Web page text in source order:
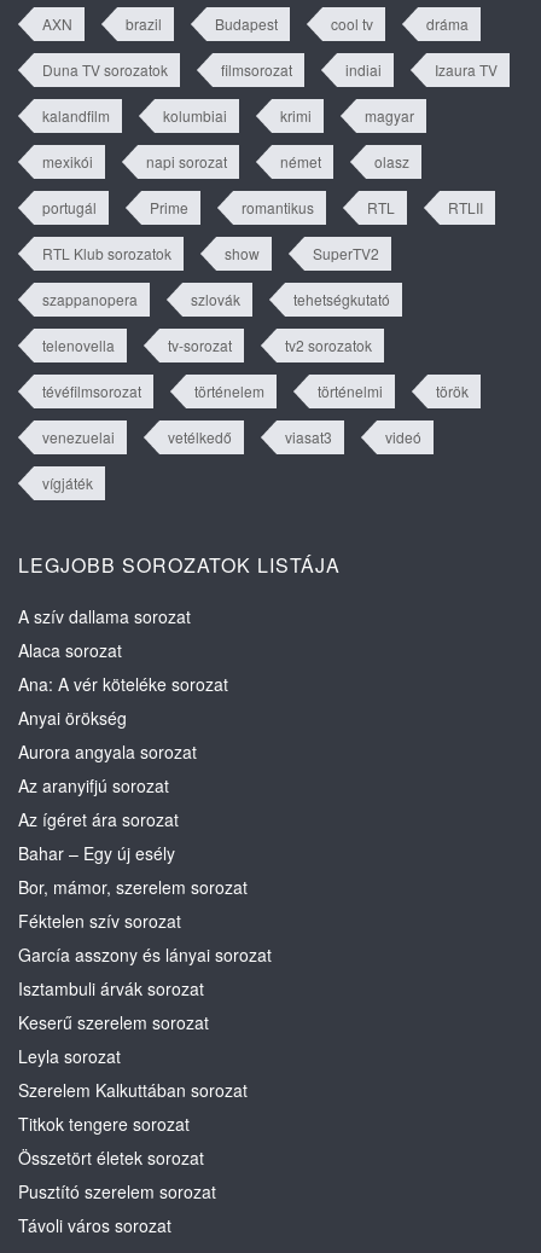
AXN brazil Budapest cool tv dráma
Duna TV sorozatok filmsorozat indiai Izaura TV
kalandfilm kolumbiai krimi magyar
mexikói napi sorozat német olasz
portugál Prime romantikus RTL RTLII
RTL Klub sorozatok show SuperTV2
szappanopera szlovák tehetségkutató
telenovella tv-sorozat tv2 sorozatok
tévéfilmsorozat történelem történelmi török
venezuelai vetélkedő viasat3 videó
vígjáték
LEGJOBB SOROZATOK LISTÁJA
A szív dallama sorozat
Alaca sorozat
Ana: A vér köteléke sorozat
Anyai örökség
Aurora angyala sorozat
Az aranyifjú sorozat
Az ígéret ára sorozat
Bahar – Egy új esély
Bor, mámor, szerelem sorozat
Féktelen szív sorozat
García asszony és lányai sorozat
Isztambuli árvák sorozat
Keserű szerelem sorozat
Leyla sorozat
Szerelem Kalkuttában sorozat
Titkok tengere sorozat
Összetört életek sorozat
Pusztító szerelem sorozat
Távoli város sorozat